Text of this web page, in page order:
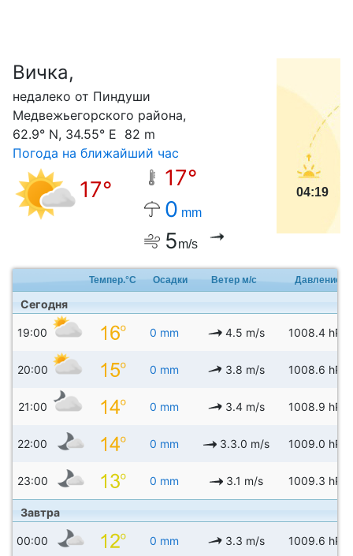
Вичка,
недалеко от Пиндуши
Медвежьегорского района,
62.9° N, 34.55° E 82 m
Погода на ближайший час
17°
17°
0 mm
5m/s
04:19
Темпер.°C Осадки Ветер м/с Давление
Сегодня
19:00 0 mm 4.5 m/s 1008.4 hPa
20:00 0 mm 3.8 m/s 1008.6 hPa
21:00 0 mm 3.4 m/s 1008.9 hPa
22:00 0 mm 3.3.0 m/s 1009.0 hPa
23:00 0 mm 3.1 m/s 1009.3 hPa
Завтра
00:00 0 mm 3.3 m/s 1009.6 hPa